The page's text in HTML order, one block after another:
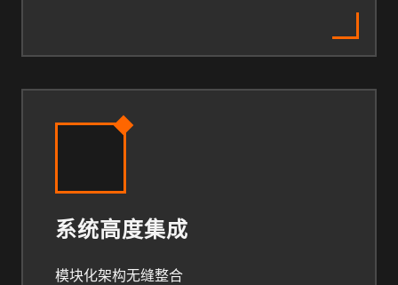
系统高度集成
模块化架构无缝整合